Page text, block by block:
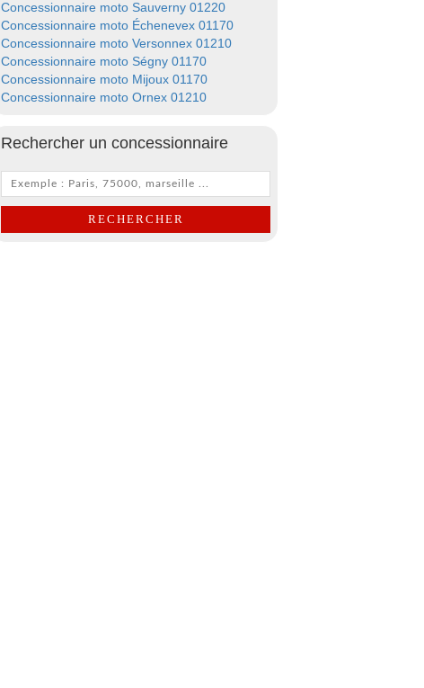
Concessionnaire moto Sauverny 01220
Concessionnaire moto Échenevex 01170
Concessionnaire moto Versonnex 01210
Concessionnaire moto Ségny 01170
Concessionnaire moto Mijoux 01170
Concessionnaire moto Ornex 01210
Rechercher un concessionnaire